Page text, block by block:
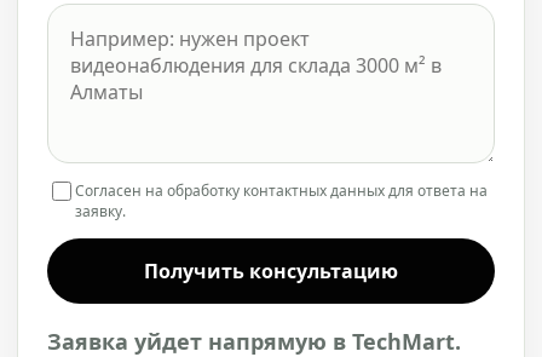
Согласен на обработку контактных данных для ответа на
заявку.
Получить консультацию
Заявка уйдет напрямую в TechMart.